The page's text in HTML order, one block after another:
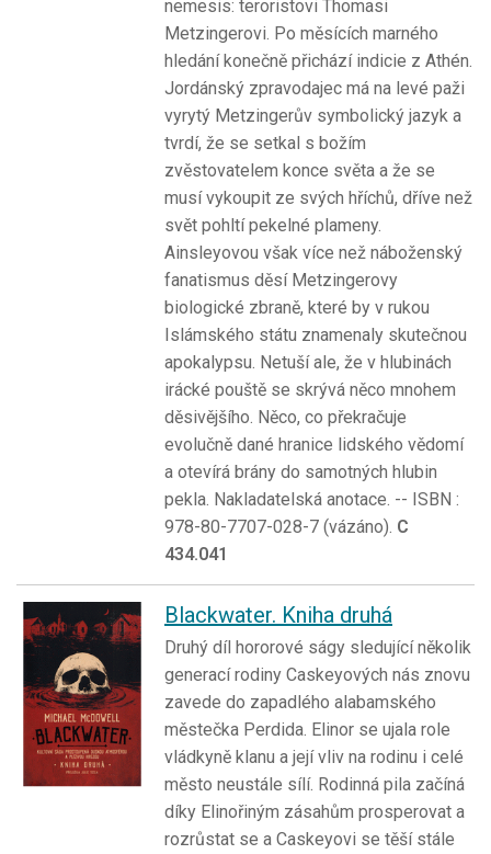
nemesis: teroristovi Thomasi
Metzingerovi. Po měsících marného
hledání konečně přichází indicie z Athén.
Jordánský zpravodajec má na levé paži
vyrytý Metzingerův symbolický jazyk a
tvrdí, že se setkal s božím
zvěstovatelem konce světa a že se
musí vykoupit ze svých hříchů, dříve než
svět pohltí pekelné plameny.
Ainsleyovou však více než náboženský
fanatismus děsí Metzingerovy
biologické zbraně, které by v rukou
Islámského státu znamenaly skutečnou
apokalypsu. Netuší ale, že v hlubinách
irácké pouště se skrývá něco mnohem
děsivějšího. Něco, co překračuje
evolučně dané hranice lidského vědomí
a otevírá brány do samotných hlubin
pekla. Nakladatelská anotace. -- ISBN :
978-80-7707-028-7 (vázáno). C
434.041
Blackwater. Kniha druhá
Druhý díl hororové ságy sledující několik
generací rodiny Caskeyových nás znovu
zavede do zapadlého alabamského
městečka Perdida. Elinor se ujala role
vládkyně klanu a její vliv na rodinu i celé
město neustále sílí. Rodinná pila začíná
díky Elinořiným zásahům prosperovat a
rozrůstat se a Caskeyovi se těší stále